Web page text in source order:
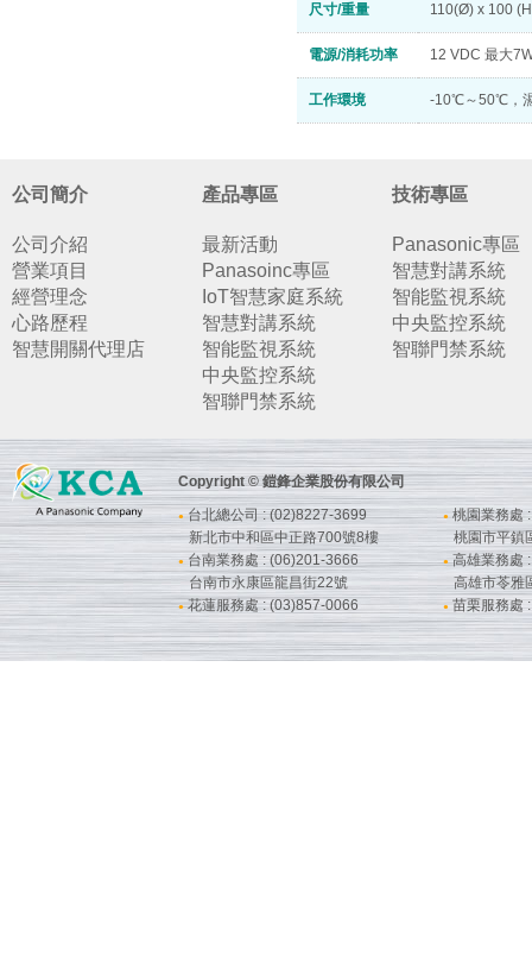
尺寸/重量 110(Ø) x 100
電源/消耗功率 12 VDC 最大
工作環境 -10℃～50℃，
公司簡介
公司介紹
營業項目
經營理念
心路歷程
智慧開關代理店
產品專區
最新活動
Panasoinc專區
IoT智慧家庭系統
智慧對講系統
智能監視系統
中央監控系統
智聯門禁系統
技術專區
Panasonic專區
智慧對講系統
智能監視系統
中央監控系統
智聯門禁系統
Copyright © 鎧鋒企業股份有限公司
●台北總公司 : (02)8227-3699
新北市中和區中正路700號8樓
● 桃園業務處
桃園市平鎮
● 台南業務處 : (06)201-3666
台南市永康區龍昌街22號
●高雄業務處
高雄市苓雅
●花蓮服務處 : (03)857-0066 ● 苗栗服務處